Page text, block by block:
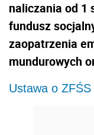
naliczania od 1
fundusz
zaopatrzenia
mundurowych
Ustawa o